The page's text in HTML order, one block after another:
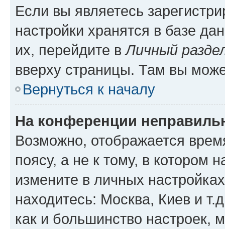
Если вы являетесь
настройки хранятся в базе
их, перейдите вЛичный
вверху страницы. Там вы
Вернуться к началу
На конференции
Возможно, отображается
поясу, а не к тому, в котором
измените в личных
находитесь: Москва, Киев и
как и большинство настроек,